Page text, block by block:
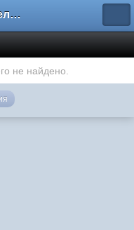
Форум владельцев интернет-магазинов
не найдено.